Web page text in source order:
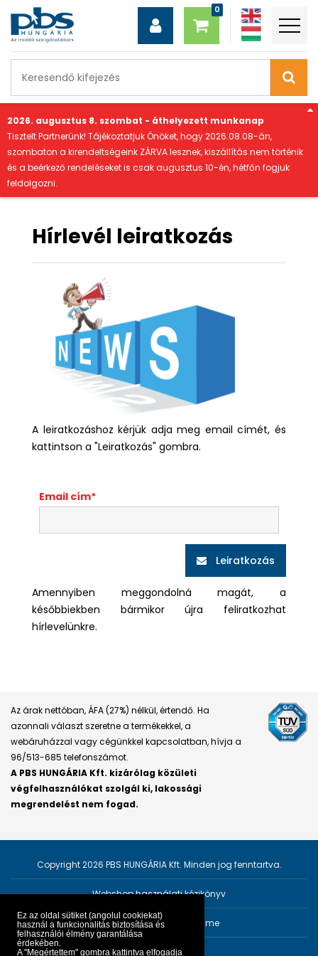
Ez az oldal sütiket (angolul cookiekat)
használ a funkcionalitás biztosítása és
felhasználói élmény garantálása
érdekében.
A "Megértettem" gombra kattintva elfogadja
2026. augusztus 8. szombat - áthelyezett munkanap
Tisztelt Partnerünk! Tájékoztatjuk Önöket, hogy 2026.08.08-án,
szombaton a kirendeltségeink ZÁRVA lesznek, kiszállítás nem történik
és a beérkező rendeléseket is csak augusztus 10-én, hétfőn fogjuk
feldolgozni.
Hírlevél leiratkozás
A leiratkozáshoz kérjük adja meg email címét, és
kattintson a "Leiratkozás" gombra.
Email cím
Leiratkozás
Amennyiben meggondolná magát, a
későbbiekben bármikor újra feliratkozhat
hírlevelünkre.
Az árak nettóban, ÁFA (27%) nélkül, értendő. Ha
azonnali választ szeretne a termékekkel, a
webáruházzal vagy cégünkkel kapcsolatban, hívja a
96/513-685 telefonszámot.
A PBS HUNGÁRIA Kft. kizárólag közületi
végfelhasználókat szolgál ki, lakossági
megrendelést nem fogad.
Copyright 2026 PBS HUNGÁRIA Kft. Minden jog fenntartva.
Webshop használati kézikönyv
Személyes adatok védelme
Impresszum